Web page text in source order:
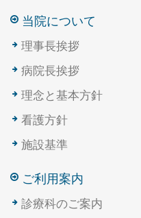
当院について
理事長挨拶
病院長挨拶
理念と基本方針
看護方針
施設基準
ご利用案内
診療科のご案内